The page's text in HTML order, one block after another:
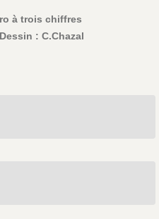
à trois chiffres
: C.Chazal